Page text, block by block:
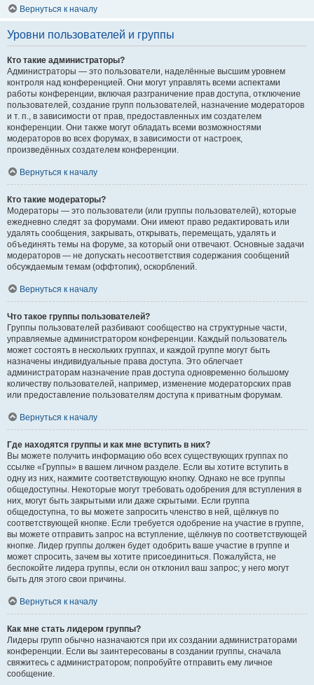
Вернуться к началу
Уровни пользователей и группы
Кто такие администраторы?
Администраторы — это пользователи, наделённые высшим уровнем
контроля над конференцией. Они могут управлять всеми аспектами
работы конференции, включая разграничение прав доступа, отключение
пользователей, создание групп пользователей, назначение модераторов
и т. п., в зависимости от прав, предоставленных им создателем
конференции. Они также могут обладать всеми возможностями
модераторов во всех форумах, в зависимости от настроек,
произведённых создателем конференции.
Вернуться к началу
Кто такие модераторы?
Модераторы — это пользователи (или группы пользователей), которые
ежедневно следят за форумами. Они имеют право редактировать или
удалять сообщения, закрывать, открывать, перемещать, удалять и
объединять темы на форуме, за который они отвечают. Основные задачи
модераторов — не допускать несоответствия содержания сообщений
обсуждаемым темам (оффтопик), оскорблений.
Вернуться к началу
Что такое группы пользователей?
Группы пользователей разбивают сообщество на структурные части,
управляемые администратором конференции. Каждый пользователь
может состоять в нескольких группах, и каждой группе могут быть
назначены индивидуальные права доступа. Это облегчает
администраторам назначение прав доступа одновременно большому
количеству пользователей, например, изменение модераторских прав
или предоставление пользователям доступа к приватным форумам.
Вернуться к началу
Где находятся группы и как мне вступить в них?
Вы можете получить информацию обо всех существующих группах по
ссылке «Группы» в вашем личном разделе. Если вы хотите вступить в
одну из них, нажмите соответствующую кнопку. Однако не все группы
общедоступны. Некоторые могут требовать одобрения для вступления в
них, могут быть закрытыми или даже скрытыми. Если группа
общедоступна, то вы можете запросить членство в ней, щёлкнув по
соответствующей кнопке. Если требуется одобрение на участие в группе,
вы можете отправить запрос на вступление, щёлкнув по соответствующей
кнопке. Лидер группы должен будет одобрить ваше участие в группе и
может спросить, зачем вы хотите присоединиться. Пожалуйста, не
беспокойте лидера группы, если он отклонил ваш запрос; у него могут
быть для этого свои причины.
Вернуться к началу
Как мне стать лидером группы?
Лидеры групп обычно назначаются при их создании администраторами
конференции. Если вы заинтересованы в создании группы, сначала
свяжитесь с администратором; попробуйте отправить ему личное
сообщение.